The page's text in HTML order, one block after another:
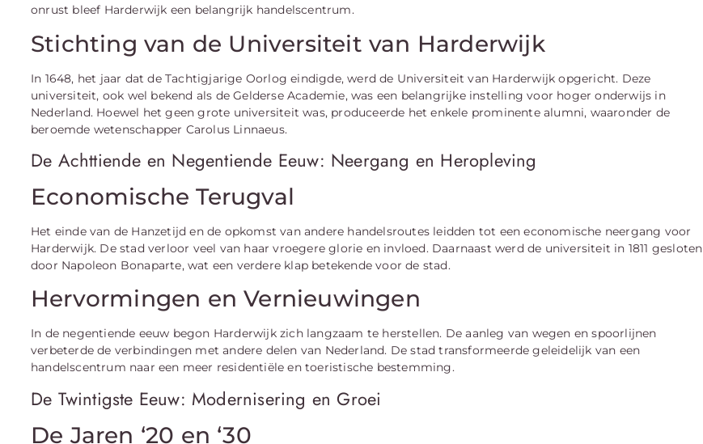
onrust bleef Harderwijk een belangrijk handelscentrum.
Stichting van de Universiteit van Harderwijk
In 1648, het jaar dat de Tachtigjarige Oorlog eindigde, werd de Universiteit van Harderwijk opgericht. Deze
universiteit, ook wel bekend als de Gelderse Academie, was een belangrijke instelling voor hoger onderwijs in
Nederland. Hoewel het geen grote universiteit was, produceerde het enkele prominente alumni, waaronder de
beroemde wetenschapper Carolus Linnaeus.
De Achttiende en Negentiende Eeuw: Neergang en Heropleving
Economische Terugval
Het einde van de Hanzetijd en de opkomst van andere handelsroutes leidden tot een economische neergang voor
Harderwijk. De stad verloor veel van haar vroegere glorie en invloed. Daarnaast werd de universiteit in 1811 gesloten
door Napoleon Bonaparte, wat een verdere klap betekende voor de stad.
Hervormingen en Vernieuwingen
In de negentiende eeuw begon Harderwijk zich langzaam te herstellen. De aanleg van wegen en spoorlijnen
verbeterde de verbindingen met andere delen van Nederland. De stad transformeerde geleidelijk van een
handelscentrum naar een meer residentiële en toeristische bestemming.
De Twintigste Eeuw: Modernisering en Groei
De Jaren ‘20 en ‘30